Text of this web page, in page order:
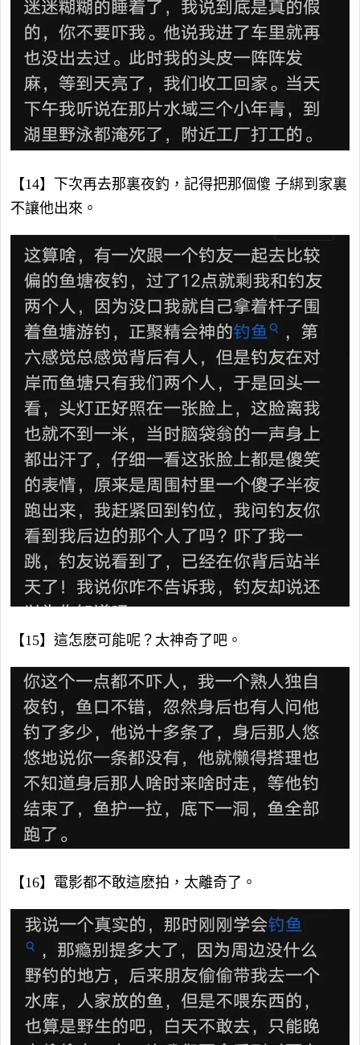
【14】下次再去那裏夜釣，記得把那個傻 子綁到家裏
不讓他出來。
【15】這怎麽可能呢？太神奇了吧。
【16】電影都不敢這麽拍，太離奇了。